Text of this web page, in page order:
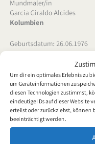
Um dir ein optimales Erlebnis zu
um Geräteinformationen zu
diesen Technologien zustimmst,
eindeutige IDs auf dieser Website
erteilst oder zurückziehst,
beeinträchtigt werden.
Mundmaler/in
Garcia Giraldo Alcides
Kolumbien
Geburtsdatum: 26.06.1976
Alcídes García Giraldo
Tolima als Sohn einer
Mangels Möglichkeiten
lesen und schreiben